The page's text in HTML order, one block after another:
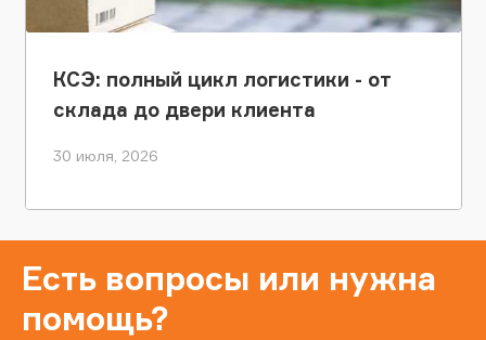
КСЭ: полный цикл логистики - от
склада до двери клиента
30 июля, 2026
Есть вопросы или нужна
помощь?